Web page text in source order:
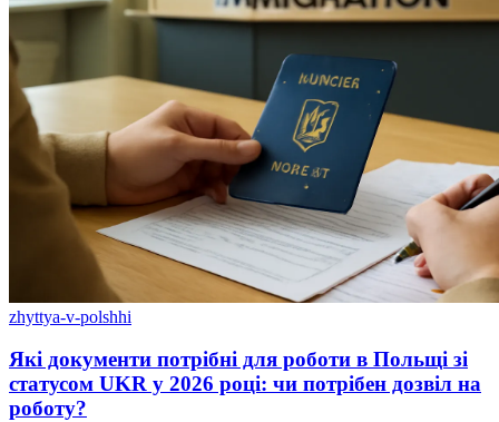
zhyttya-v-polshhi
Які документи потрібні для роботи в Польщі зі
статусом UKR у 2026 році: чи потрібен дозвіл на
роботу?